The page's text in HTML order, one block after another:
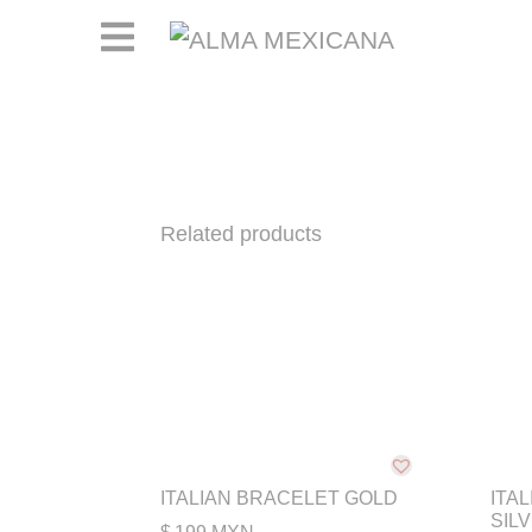
Related products
ITALIAN BRACELET GOLD